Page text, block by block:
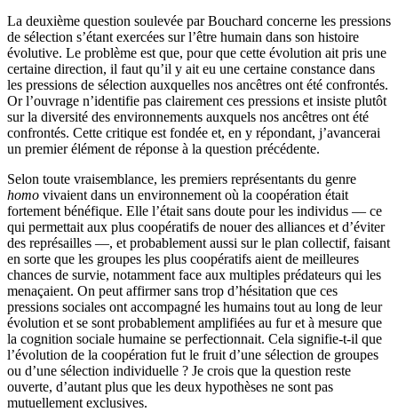
La deuxième question soulevée par Bouchard concerne les pressions
de sélection s’étant exercées sur l’être humain dans son histoire
évolutive. Le problème est que, pour que cette évolution ait pris une
certaine direction, il faut qu’il y ait eu une certaine constance dans
les pressions de sélection auxquelles nos ancêtres ont été confrontés.
Or l’ouvrage n’identifie pas clairement ces pressions et insiste plutôt
sur la diversité des environnements auxquels nos ancêtres ont été
confrontés. Cette critique est fondée et, en y répondant, j’avancerai
un premier élément de réponse à la question précédente.
Selon toute vraisemblance, les premiers représentants du genre
homo vivaient dans un environnement où la coopération était
fortement bénéfique. Elle l’était sans doute pour les individus — ce
qui permettait aux plus coopératifs de nouer des alliances et d’éviter
des représailles —, et probablement aussi sur le plan collectif, faisant
en sorte que les groupes les plus coopératifs aient de meilleures
chances de survie, notamment face aux multiples prédateurs qui les
menaçaient. On peut affirmer sans trop d’hésitation que ces
pressions sociales ont accompagné les humains tout au long de leur
évolution et se sont probablement amplifiées au fur et à mesure que
la cognition sociale humaine se perfectionnait. Cela signifie-t-il que
l’évolution de la coopération fut le fruit d’une sélection de groupes
ou d’une sélection individuelle ? Je crois que la question reste
ouverte, d’autant plus que les deux hypothèses ne sont pas
mutuellement exclusives.